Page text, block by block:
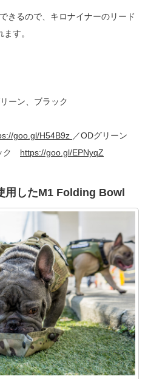
きるので、キロナイナーのリード
す。
ーン、ブラック
goo.gl/H54B9z ／ODグリーン
ク https://goo.gl/EPNyqZ
用したM1 Folding Bowl